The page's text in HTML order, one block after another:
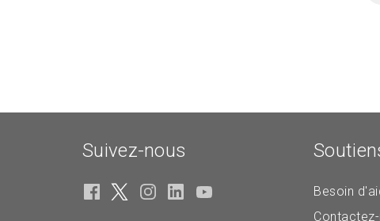
Suivez-nous
Besoin